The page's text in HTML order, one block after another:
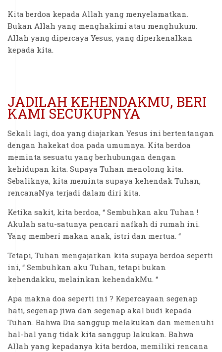
Kita berdoa kepada Allah yang menyelamatkan.
Bukan Allah yang menghakimi atau menghukum.
Allah yang dipercaya Yesus, yang diperkenalkan
kepada kita.
JADILAH KEHENDAKMU, BERI
KAMI SECUKUPNYA
Sekali lagi, doa yang diajarkan Yesus ini bertentangan
dengan hakekat doa pada umumnya. Kita berdoa
meminta sesuatu yang berhubungan dengan
kehidupan kita. Supaya Tuhan menolong kita.
Sebaliknya, kita meminta supaya kehendak Tuhan,
rencanaNya terjadi dalam diri kita.
Ketika sakit, kita berdoa, “ Sembuhkan aku Tuhan !
Akulah satu-satunya pencari nafkah di rumah ini.
Yang memberi makan anak, istri dan mertua. “
Tetapi, Tuhan mengajarkan kita supaya berdoa seperti
ini, “ Sembuhkan aku Tuhan, tetapi bukan
kehendakku, melainkan kehendakMu. “
Apa makna doa seperti ini ? Kepercayaan segenap
hati, segenap jiwa dan segenap akal budi kepada
Tuhan. Bahwa Dia sanggup melakukan dan memenuhi
hal-hal yang tidak kita sanggup lakukan. Bahwa
Allah yang kepadanya kita berdoa, memiliki rencana